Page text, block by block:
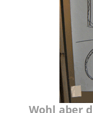
Wohl aber